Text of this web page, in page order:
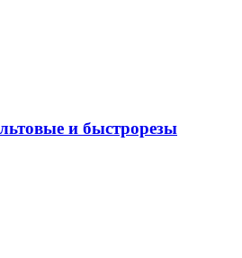
и быстрорезы